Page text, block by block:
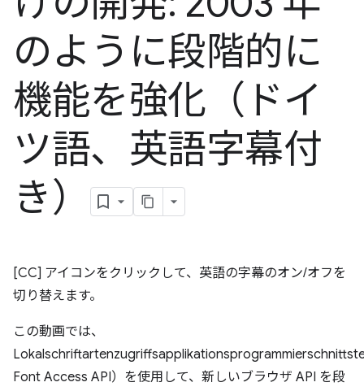
のように段階的に
機能を強化（ドイ
ツ語、英語字幕付
き）
[CC] アイコンをクリックして、英語の字幕のオン/オフを
切り替えます。
この動画では、
Font Access API）を使用して、新しいブラウザ API を段